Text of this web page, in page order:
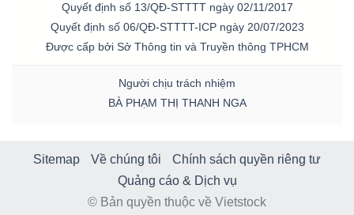
Quyết định số 13/QĐ-STTTT ngày 02/11/2017
Quyết định số 06/QĐ-STTTT-ICP ngày 20/07/2023
Được cấp bởi Sở Thông tin và Truyền thông TPHCM
Người chịu trách nhiệm
BÀ PHẠM THỊ THANH NGA
Sitemap Về chúng tôi
Chính sách quyền riêng tư
Quảng cáo & Dịch vụ
© Bản quyền thuộc về Vietstock